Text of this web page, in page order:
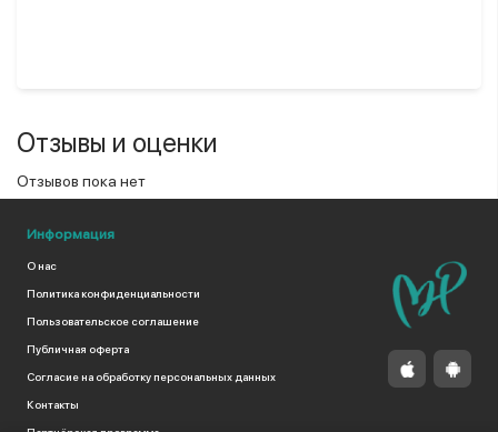
Отзывы и оценки
Отзывов пока нет
Информация
О нас
Политика конфиденциальности
Пользовательское соглашение
Публичная оферта
Согласие на обработку персональных данных
Контакты